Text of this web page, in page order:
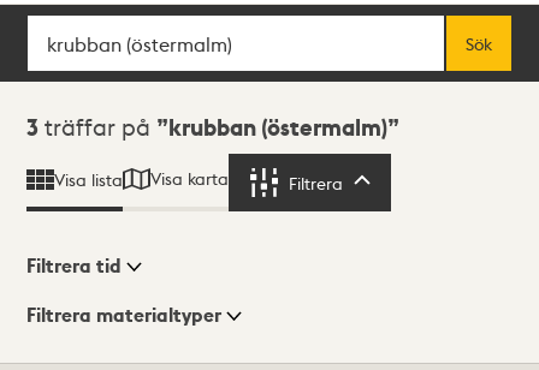
Sök
Sök
Sökresultat
3 träffar på krubban (östermalm)
Visa lista Visa karta Filtrera
Visningsläge
Filtrera tid
Filtrera materialtyper